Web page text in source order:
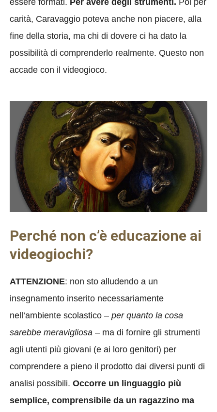
carità, Caravaggio poteva anche non piacere, alla
fine della storia, ma chi di dovere ci ha dato la
possibilità di comprenderlo realmente. Questo non
accade con il videogioco.
Perché non c’è educazione ai
videogiochi?
ATTENZIONE: non sto alludendo a un
insegnamento inserito necessariamente
nell’ambiente scolastico – per quanto la cosa
sarebbe meravigliosa – ma di fornire gli strumenti
agli utenti più giovani (e ai loro genitori) per
comprendere a pieno il prodotto dai diversi punti di
analisi possibili. Occorre un linguaggio più
semplice, comprensibile da un ragazzino ma